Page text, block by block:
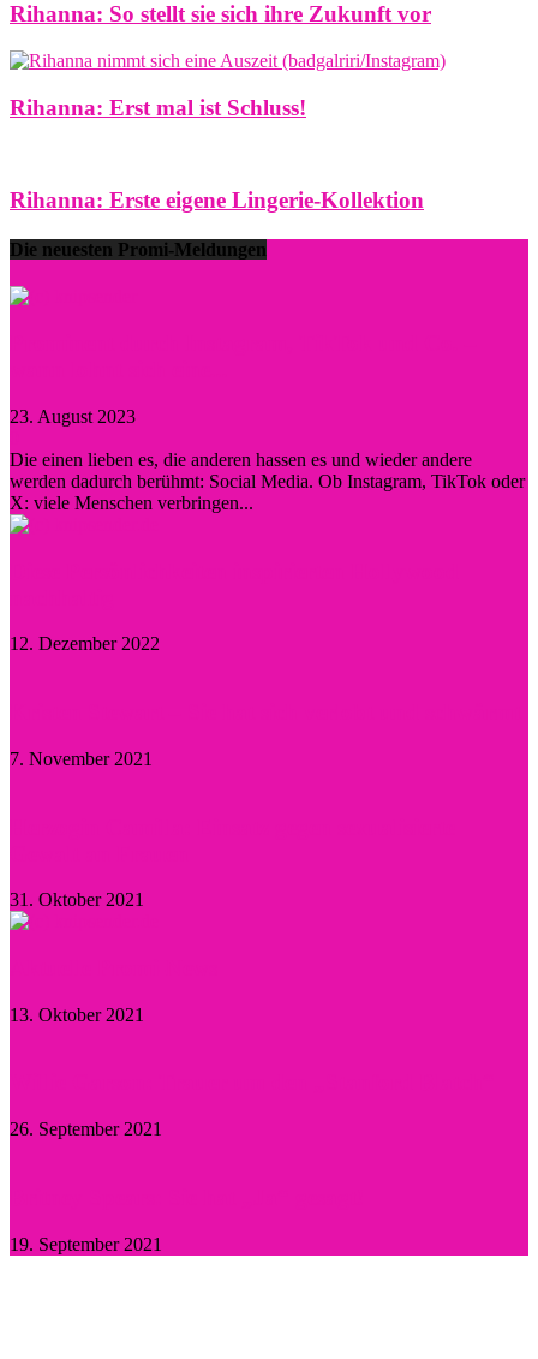
Rihanna: So stellt sie sich ihre Zukunft vor
Rihanna: Erst mal ist Schluss!
Rihanna: Erste eigene Lingerie-Kollektion
Die neuesten Promi-Meldungen
23. August 2023
Die einen lieben es, die anderen hassen es und wieder andere
werden dadurch berühmt: Social Media. Ob Instagram, TikTok oder
X: viele Menschen verbringen...
12. Dezember 2022
7. November 2021
31. Oktober 2021
13. Oktober 2021
26. September 2021
19. September 2021